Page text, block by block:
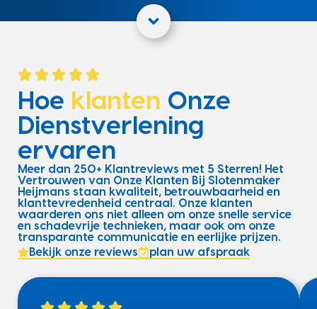
Hoe klanten Onze
Dienstverlening
ervaren
Meer dan 250+ Klantreviews met 5 Sterren! Het
Vertrouwen van Onze Klanten Bij Slotenmaker
Heijmans staan kwaliteit, betrouwbaarheid en
klanttevredenheid centraal. Onze klanten
waarderen ons niet alleen om onze snelle service
en schadevrije technieken, maar ook om onze
transparante communicatie en eerlijke prijzen.
Bekijk onze reviews
plan uw afspraak